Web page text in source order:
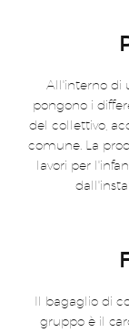
All'interno di
pongono i
del collettivo,
comune. La
lavori per
Il bagaglio di
gruppo è il